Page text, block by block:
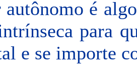
autônomo é
para
e se importe